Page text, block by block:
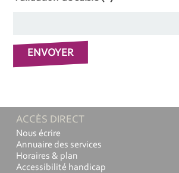
ACCÈS DIRECT
Nous écrire
Annuaire des services
Horaires & plan
Accessibilité handicap